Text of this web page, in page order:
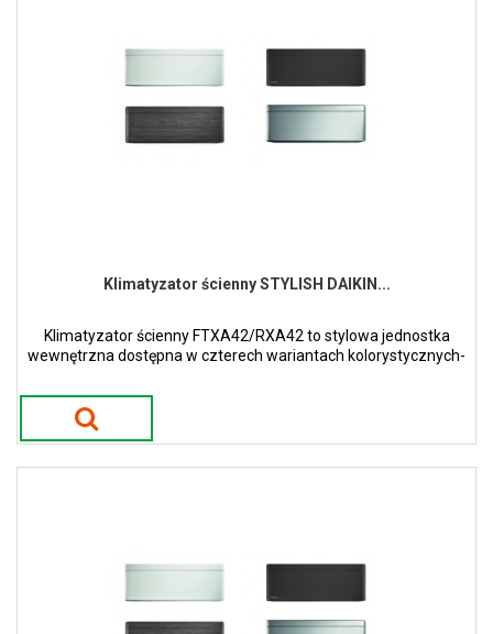
Klimatyzator ścienny STYLISH DAIKIN...
Klimatyzator ścienny FTXA42/RXA42 to stylowa jednostka
wewnętrzna dostępna w czterech wariantach kolorystycznych-